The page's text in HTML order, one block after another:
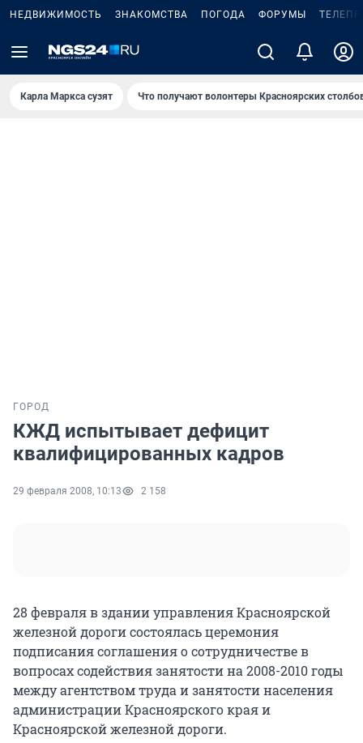
НЕДВИЖИМОСТЬ ЗНАКОМСТВА ПОГОДА ФОРУМЫ
Карла Маркса сузят Что получают волонтеры Красноярских
ГОРОД
КЖД испытывает дефицит
квалифицированных кадров
29 февраля 2008, 10:13 2 158
28 февраля в здании управления Красноярской
железной дороги состоялась церемония
подписания соглашения о сотрудничестве в
вопросах содействия занятости на 2008-2010 годы
между агентством труда и занятости населения
администрации Красноярского края и
Красноярской железной дороги.